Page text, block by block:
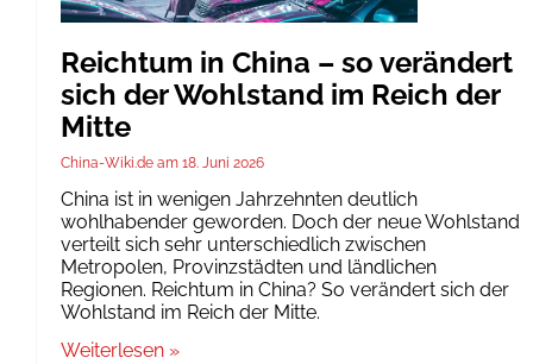
Reichtum in China – so verändert
sich der Wohlstand im Reich der
Mitte
China-Wiki.de 18. Juni 2026
China ist in wenigen Jahrzehnten deutlich
wohlhabender geworden. Doch der neue Wohlstand
verteilt sich sehr unterschiedlich zwischen
Metropolen, Provinzstädten und ländlichen
Regionen. Reichtum in China? So verändert sich der
Wohlstand im Reich der Mitte.
Weiterlesen »